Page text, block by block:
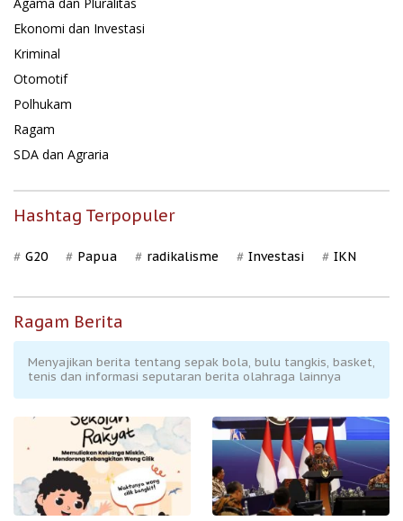
Ekonomi dan Investasi
Kriminal
Otomotif
Polhukam
Ragam
SDA dan Agraria
Hashtag Terpopuler
G20 Papua radikalisme Investasi IKN
Ragam Berita
Menyajikan berita tentang sepak bola, bulu tangkis, basket,
tenis dan informasi seputaran berita olahraga lainnya